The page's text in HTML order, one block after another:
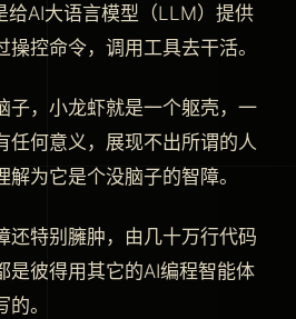
给AI大语言模型（LLM）提供
控命令，调用工具去干活。
子，小龙虾就是一个躯壳，一
任何意义，展现不出所谓的人
为它是个没脑子的智障。
还特别臃肿，由几十万行代码
是彼得用其它的AI编程智能体
。